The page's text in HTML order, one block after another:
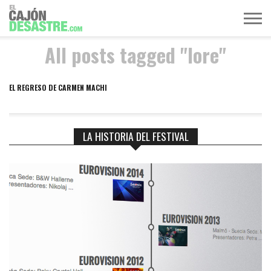
MÚSICA
TELEVISIÓN
POLÍTICA
ACTUALIDAD
EUROVISIÓN
All posts tagged "lore"
EL REGRESO DE CARMEN MACHI
LA HISTORIA DEL FESTIVAL